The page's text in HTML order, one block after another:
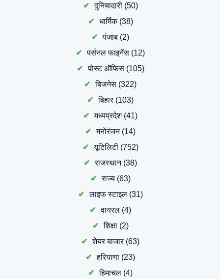
दुनियादारी(50)
धार्मिक(38)
पंजाब (2)
पर्सनल फाइनेंस (12)
पोस्ट ऑफिस(105)
बिजनेस (322)
बिहार(103)
मध्यप्रदेश(41)
मनोरंजन(14)
यूटिलिटी(752)
राजस्थान(38)
राज्य(63)
लाइफ स्टाइल(31)
वायरल (4)
शिक्षा(2)
शेयर बाजार(63)
हरियाणा (23)
हिमाचल (4)